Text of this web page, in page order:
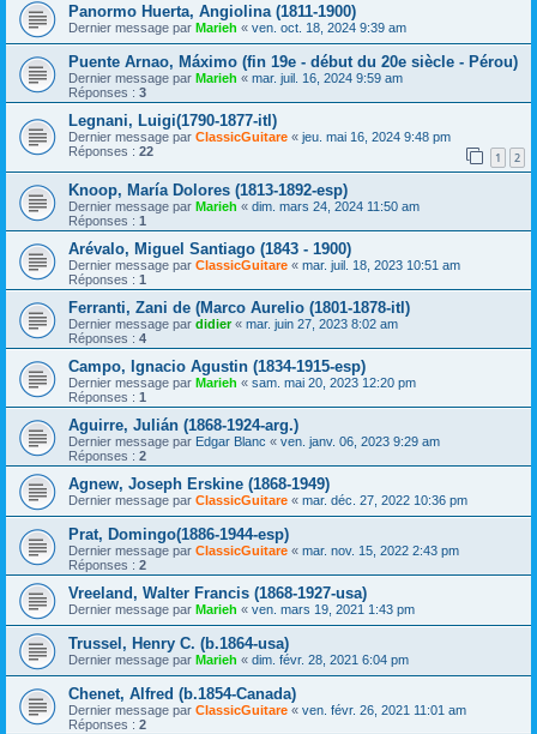
Panormo Huerta, Angiolina (1811-1900)
Dernier message par Marieh « ven. oct. 18, 2024 9:39 am
Puente Arnao, Máximo (fin 19e - début du 20e siècle - Pérou)
Dernier message par Marieh « mar. juil. 16, 2024 9:59 am
Réponses : 3
Legnani, Luigi(1790-1877-itl)
Dernier message par ClassicGuitare « jeu. mai 16, 2024 9:48 pm
Réponses : 22 1 2
Knoop, María Dolores (1813-1892-esp)
Dernier message par Marieh « dim. mars 24, 2024 11:50 am
Réponses : 1
Arévalo, Miguel Santiago (1843 - 1900)
Dernier message par ClassicGuitare « mar. juil. 18, 2023 10:51 am
Réponses : 1
Ferranti, Zani de (Marco Aurelio (1801-1878-itl)
Dernier message par didier« mar. juin 27, 2023 8:02 am
Réponses : 4
Campo, Ignacio Agustin (1834-1915-esp)
Dernier message par Marieh « sam. mai 20, 2023 12:20 pm
Réponses : 1
Aguirre, Julián (1868-1924-arg.)
Dernier message par Edgar Blanc « ven. janv. 06, 2023 9:29 am
Réponses : 2
Agnew, Joseph Erskine (1868-1949)
Dernier message par ClassicGuitare « mar. déc. 27, 2022 10:36 pm
Prat, Domingo(1886-1944-esp)
Dernier message par ClassicGuitare « mar. nov. 15, 2022 2:43 pm
Réponses : 2
Vreeland, Walter Francis (1868-1927-usa)
Dernier message par Marieh « ven. mars 19, 2021 1:43 pm
Trussel, Henry C. (b.1864-usa)
Dernier message par Marieh « dim. févr. 28, 2021 6:04 pm
Chenet, Alfred (b.1854-Canada)
Dernier message par ClassicGuitare « ven. févr. 26, 2021 11:01 am
Réponses : 2